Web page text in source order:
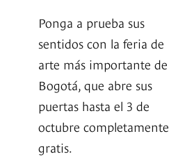
Ponga a prueba sus
sentidos con la feria de
arte más importante de
Bogotá, que abre sus
puertas hasta el 3 de
octubre completamente
gratis.